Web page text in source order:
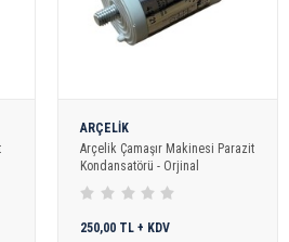
ARÇELİK
Arçelik Çamaşır Makinesi Parazit
Kondansatörü - Orjinal
250,00 TL + KDV